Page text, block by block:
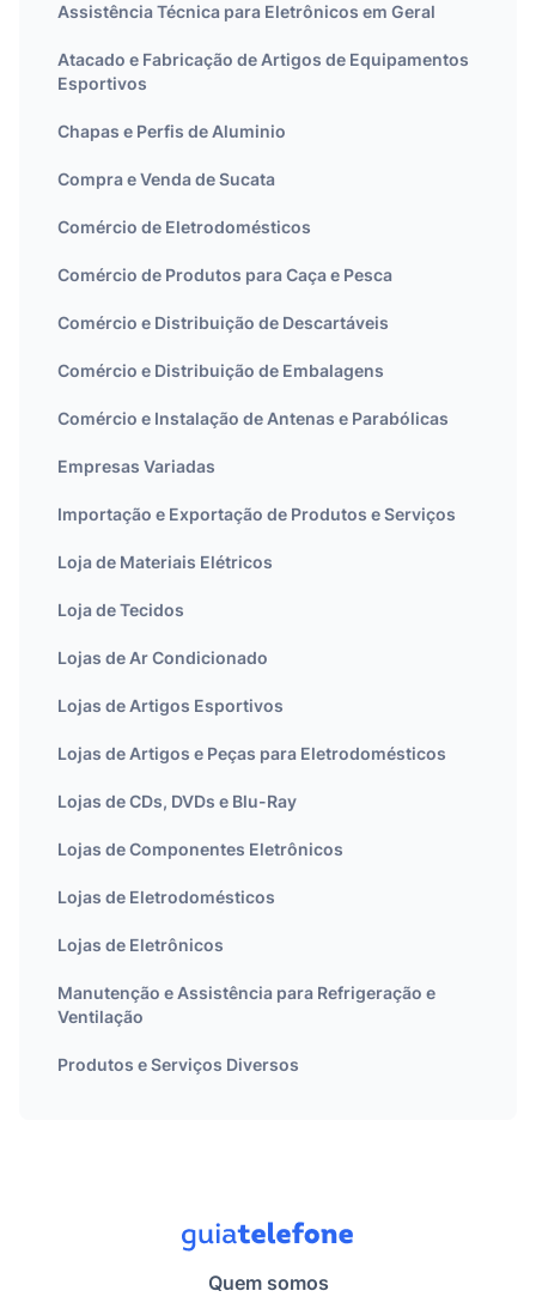
Assistência Técnica para Eletrônicos em Geral
Atacado e Fabricação de Artigos de Equipamentos
Esportivos
Chapas e Perfis de Aluminio
Compra e Venda de Sucata
Comércio de Eletrodomésticos
Comércio de Produtos para Caça e Pesca
Comércio e Distribuição de Descartáveis
Comércio e Distribuição de Embalagens
Comércio e Instalação de Antenas e Parabólicas
Empresas Variadas
Importação e Exportação de Produtos e Serviços
Loja de Materiais Elétricos
Loja de Tecidos
Lojas de Ar Condicionado
Lojas de Artigos Esportivos
Lojas de Artigos e Peças para Eletrodomésticos
Lojas de CDs, DVDs e Blu-Ray
Lojas de Componentes Eletrônicos
Lojas de Eletrodomésticos
Lojas de Eletrônicos
Manutenção e Assistência para Refrigeração e
Ventilação
Produtos e Serviços Diversos
Quem somos